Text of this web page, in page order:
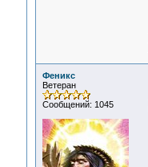
Феникс
Ветеран
Сообщений: 1045